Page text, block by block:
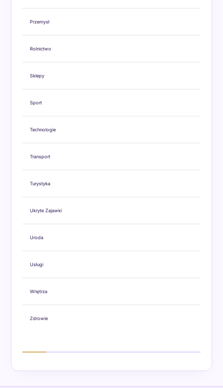
Przemysł
Rolnictwo
Sklepy
Sport
Technologie
Transport
Turystyka
Ukryte Zajawki
Uroda
Usługi
Wnętrza
Zdrowie